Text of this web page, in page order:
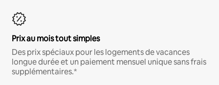
Prix au mois tout simples
Des prix spéciaux pour les logements de vacances
longue durée et un paiement mensuel unique sans frais
supplémentaires.*